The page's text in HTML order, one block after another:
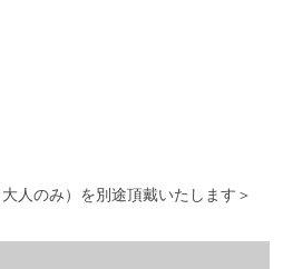
人のみ）を別途頂戴いたします＞